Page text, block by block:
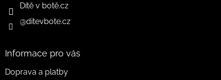
Dítě v botě.cz
@ditevbote.cz
Informace pro vás
Doprava a platby